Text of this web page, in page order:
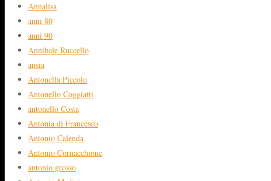
Annalisa
anni 80
anni 90
Annibale Ruccello
ansia
Antonella Piccolo
Antonello Coggiatti
antonello Costa
Antonia di Francesco
Antonio Calenda
Antonio Cornacchione
antonio grosso